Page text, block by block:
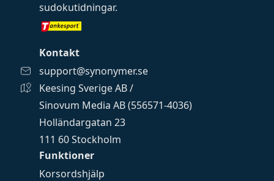
Funktioner
Korsordshjälp
sudokutidningar.
Kontakt
support@synonymer.se
Keesing Sverige AB /
Sinovum Media AB (556571-4036)
Holländargatan 23
111 60 Stockholm